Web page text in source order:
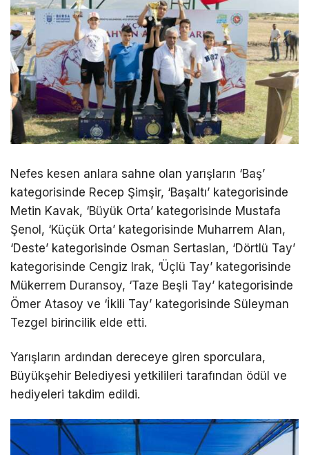
Nefes kesen anlara sahne olan yarışların ‘Baş’
kategorisinde Recep Şimşir, ‘Başaltı’ kategorisinde
Metin Kavak, ‘Büyük Orta’ kategorisinde Mustafa
Şenol, ‘Küçük Orta’ kategorisinde Muharrem Alan,
‘Deste’ kategorisinde Osman Sertaslan, ‘Dörtlü Tay’
kategorisinde Cengiz Irak, ‘Üçlü Tay’ kategorisinde
Mükerrem Duransoy, ‘Taze Beşli Tay’ kategorisinde
Ömer Atasoy ve ‘İkili Tay’ kategorisinde Süleyman
Tezgel birincilik elde etti.
Yarışların ardından dereceye giren sporculara,
Büyükşehir Belediyesi yetkilileri tarafından ödül ve
hediyeleri takdim edildi.